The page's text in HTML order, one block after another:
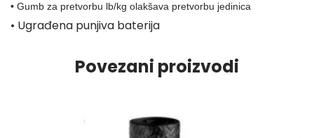
• Gumb za pretvorbu lb/kg olakšava pretvorbu jedinica
• Ugrađena punjiva baterija
Povezani proizvodi